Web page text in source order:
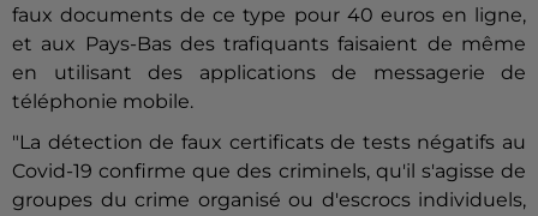
faux documents de ce type pour 40 euros en ligne,
et aux Pays-Bas des trafiquants faisaient de même
en utilisant des applications de messagerie de
téléphonie mobile.
"La détection de faux certificats de tests négatifs au
Covid-19 confirme que des criminels, qu'il s'agisse de
groupes du crime organisé ou d'escrocs individuels,